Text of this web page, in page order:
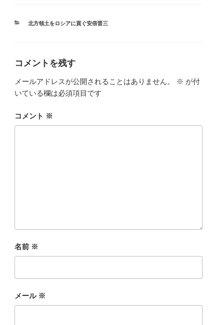
カ
北方領土をロシアに貢ぐ安倍晋三
コメントを残す
メールアドレスが公開されることはありません。 ※ が付
いている欄は必須項目です
コメント ※
名前 ※
メール ※